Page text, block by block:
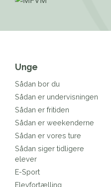
Unge
Sådan bor du
Sådan er undervisningen
Sådan er fritiden
Sådan er weekenderne
Sådan er vores ture
Sådan siger tidligere
elever
E-Sport
Elevfortælling